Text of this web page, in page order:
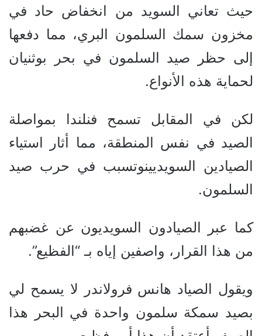
حيث تعاني السويد من انخفاض حاد في
مخزون سمك السلمون البري، مما دفعها
إلى حظر صيد السلمون في بحر بوثنيان
لحماية هذه الأنواع.
لكن في المقابل تسمح فنلندا بمواصلة
الصيد في نفس المنطقة، مما أثار استياء
الصيادين السويديينوتسبب في حرب صيد
السلمون.
كما عبر الصيادون السويديون عن غضبهم
من هذا القرار، واصفين إياه بـ “الفظيع”.
ويقول الصياد هانس فرولاندر لا يسمح لي
بصيد سمكة سلمون واحدة في البحر هذا